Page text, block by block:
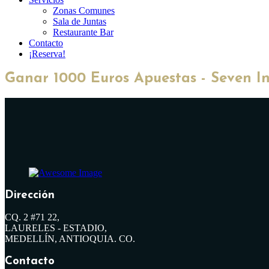
Zonas Comunes
Sala de Juntas
Restaurante Bar
Contacto
¡Reserva!
Ganar 1000 Euros Apuestas - Seven
Dirección
CQ. 2 #71 22,
LAURELES - ESTADIO,
MEDELLÍN, ANTIOQUIA. CO.
Contacto